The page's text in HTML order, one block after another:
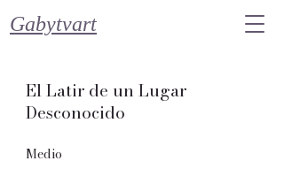
Gabytvart
El Latir de un Lugar
Desconocido
Medio